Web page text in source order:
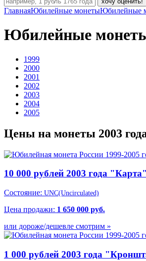
ГлавнаяЮбилейные монетыЮбилейные
Юбилейные монеты
1999
2000
2001
2002
2003
2004
2005
Цены на монеты 2003
10 000 рублей 2003 года "Карта"
Состояние: UNC(Uncirculated)
Цена продажи: 1 650 000 руб.
или дороже/дешевле смотрим »
1 000 рублей 2003 года